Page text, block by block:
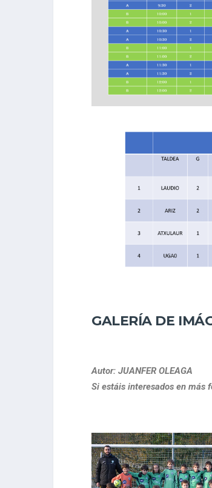
GALERÍA DE
Autor: JUANFER OLEAGA
Si estáis interesados en más